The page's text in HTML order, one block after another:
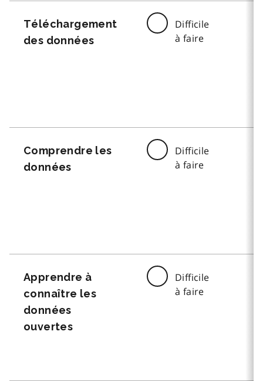
Téléchargement
des données
Difficile
à faire
Comprendre les
données
Difficile
à faire
Apprendre à
connaître les
données
ouvertes
Difficile
à faire